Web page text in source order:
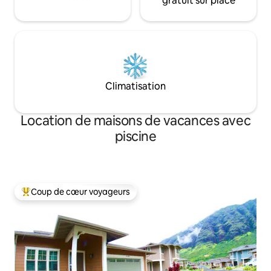
Climatisation
Location de maisons de vacances avec
piscine
Coups de cœur voyageurs les plus appréciés
Coup de cœur voyageurs